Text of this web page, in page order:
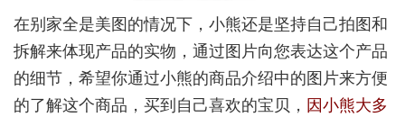
在别家全是美图的情况下，小熊还是坚持自己拍图和
拆解来体现产品的实物，通过图片向您表达这个产品
的细节，希望你通过小熊的商品介绍中的图片来方便
的了解这个商品，买到自己喜欢的宝贝， 因小熊大多